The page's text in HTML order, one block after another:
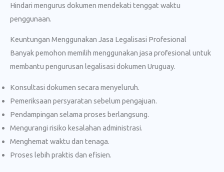
Hindari mengurus dokumen mendekati tenggat waktu
penggunaan.
Keuntungan Menggunakan Jasa Legalisasi Profesional
Banyak pemohon memilih menggunakan jasa profesional untuk
membantu pengurusan legalisasi dokumen Uruguay.
Konsultasi dokumen secara menyeluruh.
Pemeriksaan persyaratan sebelum pengajuan.
Pendampingan selama proses berlangsung.
Mengurangi risiko kesalahan administrasi.
Menghemat waktu dan tenaga.
Proses lebih praktis dan efisien.